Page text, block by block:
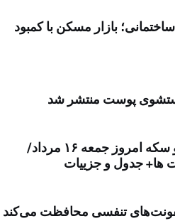
بازار مسکن با کمبود
پوست منتشر شد
قیمت طلا و سکه امروز جمعه ۱۶ مرداد/
ها+ جدول و جزییات
عفونت‌های تنفسی محافظت می‌کند